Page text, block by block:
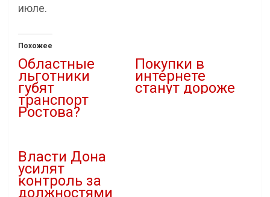
июле.
Похожее
Областные
льготники
губят
транспорт
Ростова?
Покупки в
интернете
станут дороже
Власти Дона
усилят
контроль за
должностями